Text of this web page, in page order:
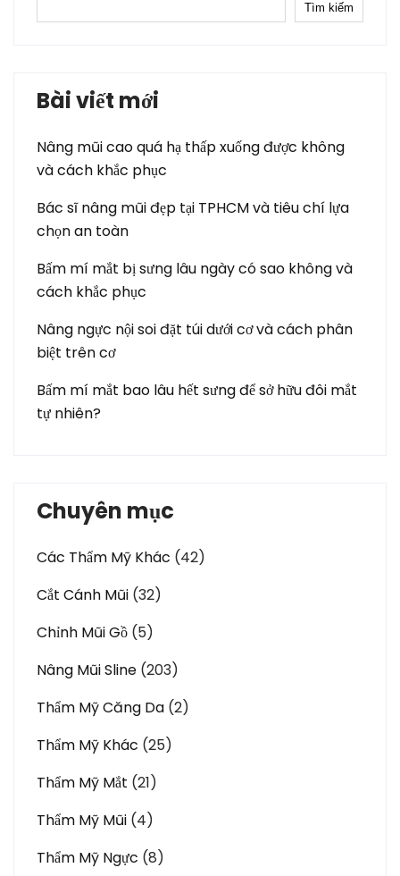
Tìm kiếm
Bài viết mới
Nâng mũi cao quá hạ thấp xuống được không
và cách khắc phục
Bác sĩ nâng mũi đẹp tại TPHCM và tiêu chí lựa
chọn an toàn
Bấm mí mắt bị sưng lâu ngày có sao không và
cách khắc phục
Nâng ngực nội soi đặt túi dưới cơ và cách phân
biệt trên cơ
Bấm mí mắt bao lâu hết sưng để sở hữu đôi mắt
tự nhiên?
Chuyên mục
Các Thẩm Mỹ Khác (42)
Cắt Cánh Mũi (32)
Chỉnh Mũi Gồ (5)
Nâng Mũi Sline (203)
Thẩm Mỹ Căng Da (2)
Thẩm Mỹ Khác (25)
Thẩm Mỹ Mắt (21)
Thẩm Mỹ Mũi (4)
Thẩm Mỹ Ngực (8)